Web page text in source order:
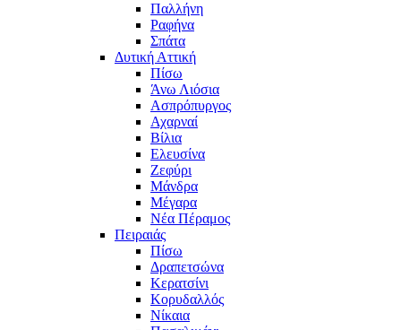
Παλλήνη
Ραφήνα
Σπάτα
Δυτική Αττική
Πίσω
Άνω Λιόσια
Ασπρόπυργος
Αχαρναί
Βίλια
Ελευσίνα
Ζεφύρι
Μάνδρα
Μέγαρα
Νέα Πέραμος
Πειραιάς
Πίσω
Δραπετσώνα
Κερατσίνι
Κορυδαλλός
Νίκαια